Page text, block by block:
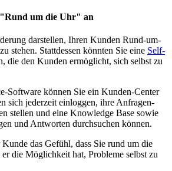
um die Uhr" an
darstellen, Ihren Kunden Rund-um-
stehen. Stattdessen könnten Sie eine Self-
die den Kunden ermöglicht, sich selbst zu
Software können Sie ein Kunden-Center
sich jederzeit einloggen, ihre Anfragen-
stellen und eine Knowledge Base sowie
und Antworten durchsuchen können.
das Gefühl, dass Sie rund um die
die Möglichkeit hat, Probleme selbst zu